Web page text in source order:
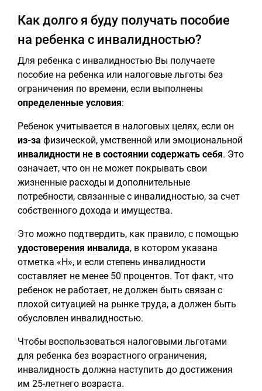
Как долго я буду получать пособие
на ребенка с инвалидностью?
Для ребенка с инвалидностью Вы получаете
пособие на ребенка или налоговые льготы без
ограничения по времени, если выполнены
определенные условия:
Ребенок учитывается в налоговых целях, если он
из-за физической, умственной или эмоциональной
инвалидности не в состоянии содержать себя. Это
означает, что он не может покрывать свои
жизненные расходы и дополнительные
потребности, связанные с инвалидностью, за счет
собственного дохода и имущества.
Это можно подтвердить, как правило, с помощью
удостоверения инвалида, в котором указана
отметка «H», и если степень инвалидности
составляет не менее 50 процентов. Тот факт, что
ребенок не работает, не должен быть связан с
плохой ситуацией на рынке труда, а должен быть
обусловлен инвалидностью.
Чтобы воспользоваться налоговыми льготами
для ребенка без возрастного ограничения,
инвалидность должна наступить до достижения
им 25-летнего возраста.